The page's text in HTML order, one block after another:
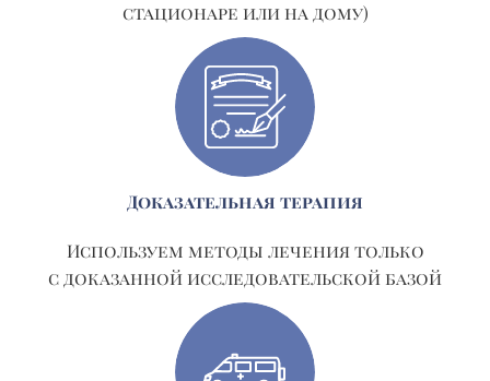
стационаре или на дому)
Доказательная терапия
Используем методы лечения только
с доказанной исследовательской базой